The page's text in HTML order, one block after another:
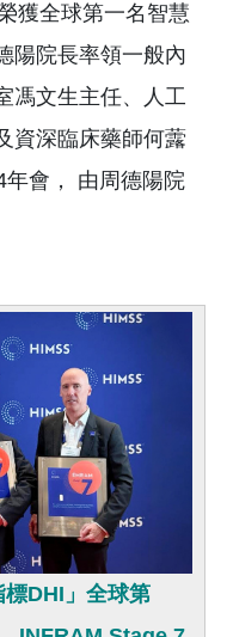
獲全球第一名智慧
陽院長率領一般內
馮文生主任、人工
資深臨床藥師何虂
會， 由周德陽院
DHI」全球第